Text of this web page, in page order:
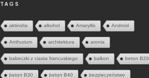
TAGS
aktinidia alkohol Amaryllis Android
Anthurium architektura aronia
babeczki z ciasta francuskiego balkon beton B20
beton B30 beton B40 bezpieczeństwo